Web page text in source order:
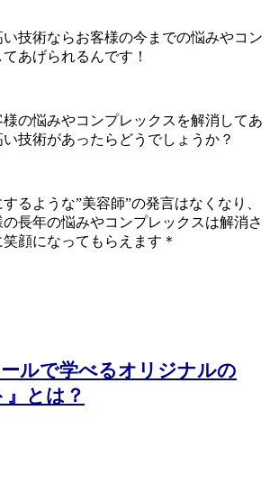
技術ならお客様の今までの悩みやコン
あげられるんです！
の悩みやコンプレックスを解消してあ
技術があったらどうでしょうか？
るような”美容師”の発言はなくなり、
長年の悩みやコンプレックスは解消さ
顔になってもらえます＊
ルで学べるオリジナルの
』とは？